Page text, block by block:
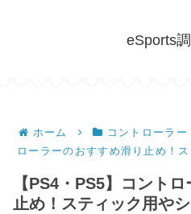
eSports調
ホーム コントローラー
ローラーのおすすめ滑り止め！
【PS4・PS5】コント
止め！スティック用や